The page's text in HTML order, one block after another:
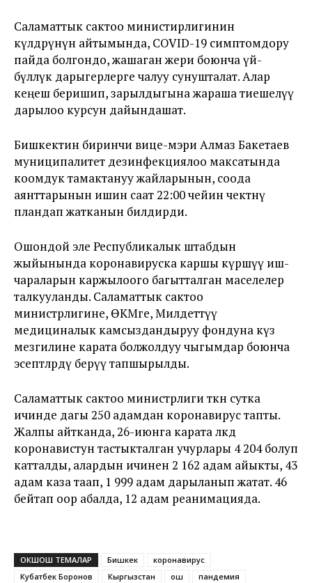
Саламаттык сактоо министирлигинин
өкүлдөрүнүн айтымында, COVID-19 симптомдору
пайда болгондо, жашаган жери боюнча үй-
бүлөлүк дарыгерлерге чалуу сунушталат. Алар
кеңеш беришип, зарылдыгына жараша тиешелүү
дарылоо курсун дайындашат.
Бишкектин биринчи вице-мэри Алмаз Бакетаев
муниципалитет дезинфекциялоо максатында
коомдук тамактануу жайларынын, соода
аянттарынын ишин саат 22:00 чейин чектөөнү
пландап жатканын билдирди.
Ошондой эле Республикалык штабдын
жыйынында коронавируска каршы күрөшүү иш-
чараларын каржылоого багытталган маселелер
талкууланды. Саламаттык сактоо
министрлигине, ӨКМге, Милдеттүү
медициналык камсыздандыруу фондуна күз
мезгилине карата болжолдуу чыгымдар боюнча
эсептөөлөрдү берүү тапшырылды.
Саламаттык сактоо министрлиги өткөн сутка
ичинде дагы 250 адамдан коронавирус тапты.
Жалпы айтканда, 26-июнга карата өлкөдө
коронавистун тастыкталган учурлары 4 204 болуп
катталды, алардын ичинен 2 162 адам айыкты, 43
адам каза таап, 1 999 адам дарыланып жатат. 46
бейтап оор абалда, 12 адам реанимацияда.
ОКШОШ ТЕМАЛАР Бишкек
коронавирус
Кубатбек Боронов
Кыргызстан ош пандемия